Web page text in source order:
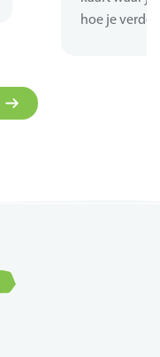
hoe je